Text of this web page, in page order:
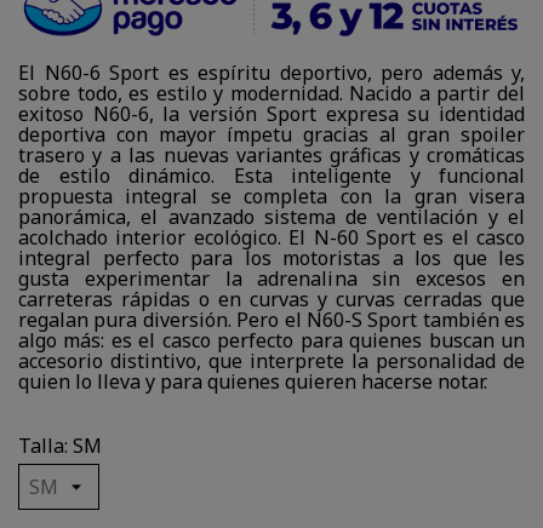
El N60-6 Sport es espíritu deportivo, pero además y,
sobre todo, es estilo y modernidad. Nacido a partir del
exitoso N60-6, la versión Sport expresa su identidad
deportiva con mayor ímpetu gracias al gran spoiler
trasero y a las nuevas variantes gráficas y cromáticas
de estilo dinámico. Esta inteligente y funcional
propuesta integral se completa con la gran visera
panorámica, el avanzado sistema de ventilación y el
acolchado interior ecológico. El N-60 Sport es el casco
integral perfecto para los motoristas a los que les
gusta experimentar la adrenalina sin excesos en
carreteras rápidas o en curvas y curvas cerradas que
regalan pura diversión. Pero el N60-S Sport también es
algo más: es el casco perfecto para quienes buscan un
accesorio distintivo, que interprete la personalidad de
quien lo lleva y para quienes quieren hacerse notar.
Talla: SM